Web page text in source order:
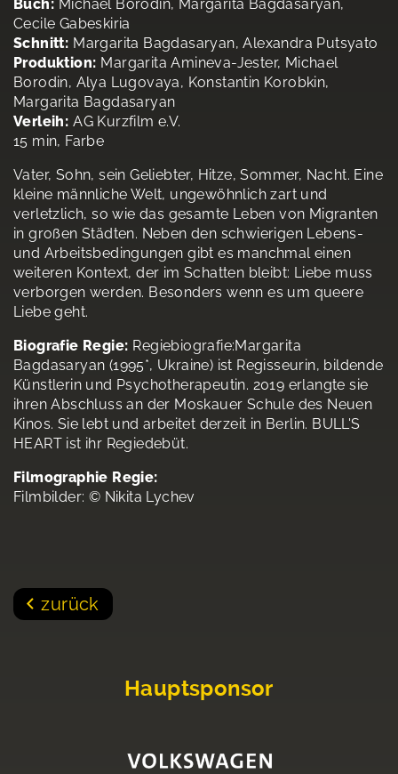
Buch: Michael Borodin, Margarita Bagdasaryan,
Cecile Gabeskiria
Schnitt: Margarita Bagdasaryan, Alexandra Putsyato
Produktion: Margarita Amineva-Jester, Michael
Borodin, Alya Lugovaya, Konstantin Korobkin,
Margarita Bagdasaryan
Verleih: AG Kurzfilm e.V.
15 min, Farbe
Vater, Sohn, sein Geliebter, Hitze, Sommer, Nacht. Eine
kleine männliche Welt, ungewöhnlich zart und
verletzlich, so wie das gesamte Leben von Migranten
in großen Städten. Neben den schwierigen Lebens-
und Arbeitsbedingungen gibt es manchmal einen
weiteren Kontext, der im Schatten bleibt: Liebe muss
verborgen werden. Besonders wenn es um queere
Liebe geht.
Biografie Regie: Regiebiografie:Margarita
Bagdasaryan (1995*, Ukraine) ist Regisseurin, bildende
Künstlerin und Psychotherapeutin. 2019 erlangte sie
ihren Abschluss an der Moskauer Schule des Neuen
Kinos. Sie lebt und arbeitet derzeit in Berlin. BULL'S
HEART ist ihr Regiedebüt.
Filmographie Regie:
Filmbilder: © Nikita Lychev
zurück
Hauptsponsor